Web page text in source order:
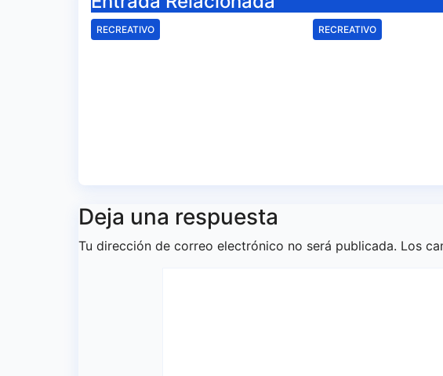
RECREATIVO RECREATIVO
Deja una respuesta
Tu dirección de correo electrónico no será publicada. Los